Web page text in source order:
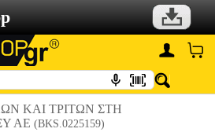
ΚΑΙ ΤΡΙΤΩΝ ΣΤΗ
ΑΕ (BKS.0225159)